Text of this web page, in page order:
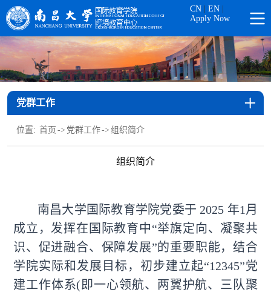
CN| EN|
Apply Now
党群工作
位置: 首页 -> 党群工作-> 组织简介
组织简介
南昌大学国际教育学院党委于 2025 年1月
成立，发挥在国际教育中“举旗定向、凝聚共
识、促进融合、保障发展”的重要职能，结合
学院实际和发展目标，初步建立起“12345”党
建工作体系(即一心领航、两翼护航、三队聚